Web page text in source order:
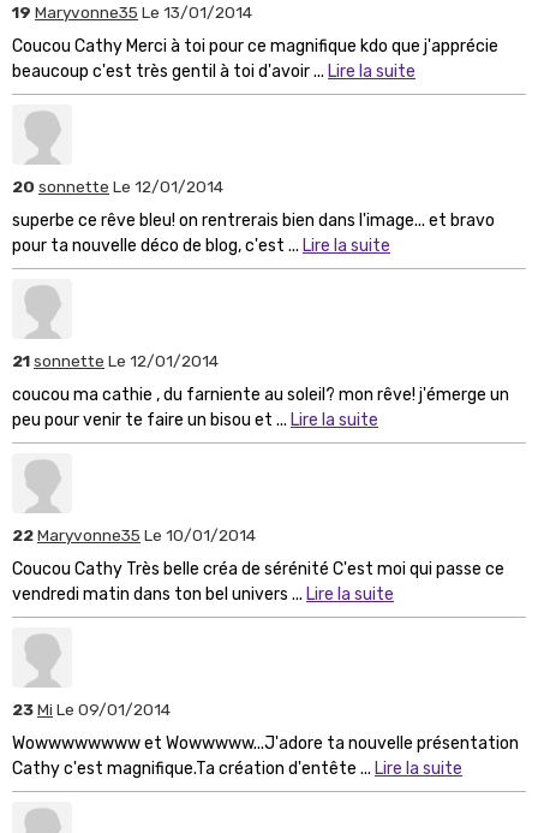
19 Maryvonne35 Le 13/01/2014
Coucou Cathy Merci à toi pour ce magnifique kdo que j'apprécie
beaucoup c'est très gentil à toi d'avoir ... Lire la suite
20 sonnette Le 12/01/2014
superbe ce rêve bleu! on rentrerais bien dans l'image... et bravo
pour ta nouvelle déco de blog, c'est ... Lire la suite
21sonnette Le 12/01/2014
coucou ma cathie , du farniente au soleil? mon rêve! j'émerge un
peu pour venir te faire un bisou et ... Lire la suite
22Maryvonne35 Le 10/01/2014
Coucou Cathy Très belle créa de sérénité C'est moi qui passe ce
vendredi matin dans ton bel univers ... Lire la suite
23Mi Le 09/01/2014
Wowwwwwwww et Wowwwww...J'adore ta nouvelle présentation
Cathy c'est magnifique.Ta création d'entête ... Lire la suite